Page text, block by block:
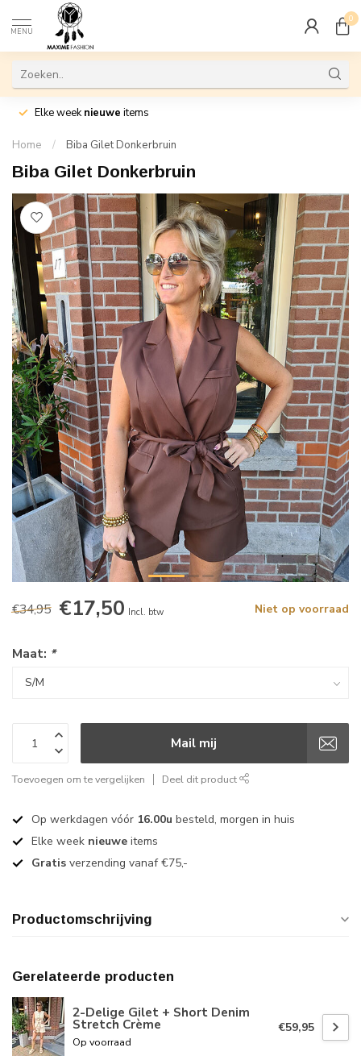
MENU
0
Elke weeknieuwe items
Home / Biba Gilet Donkerbruin
Biba Gilet Donkerbruin
€34,95 €17,50 Incl. btw Niet op voorraad
Maat: *
Mail mij
Toevoegen om te vergelijken Deel dit product
Op werkdagen vóór 16.00u besteld, morgen in huis
Elke week nieuwe items
Gratis verzending vanaf €75,-
Productomschrijving
Gerelateerde producten
2-Delige Gilet + Short Denim
Stretch Crème
Op voorraad
€59,95